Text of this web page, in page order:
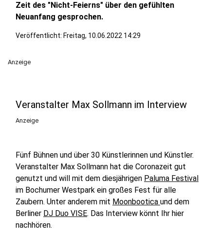
Zeit des "Nicht-Feierns" über den gefühlten
Neuanfang gesprochen.
Veröffentlicht: Freitag, 10.06.2022 14:29
Anzeige
Veranstalter Max Sollmann im Interview
Anzeige
Fünf Bühnen und über 30 Künstlerinnen und Künstler.
Veranstalter Max Sollmann hat die Coronazeit gut
genutzt und will mit dem diesjährigen Paluma Festival
im Bochumer Westpark ein großes Fest für alle
Zaubern. Unter anderem mit Moonbootica und dem
Berliner DJ Duo VISE. Das Interview könnt Ihr hier
nachhören.